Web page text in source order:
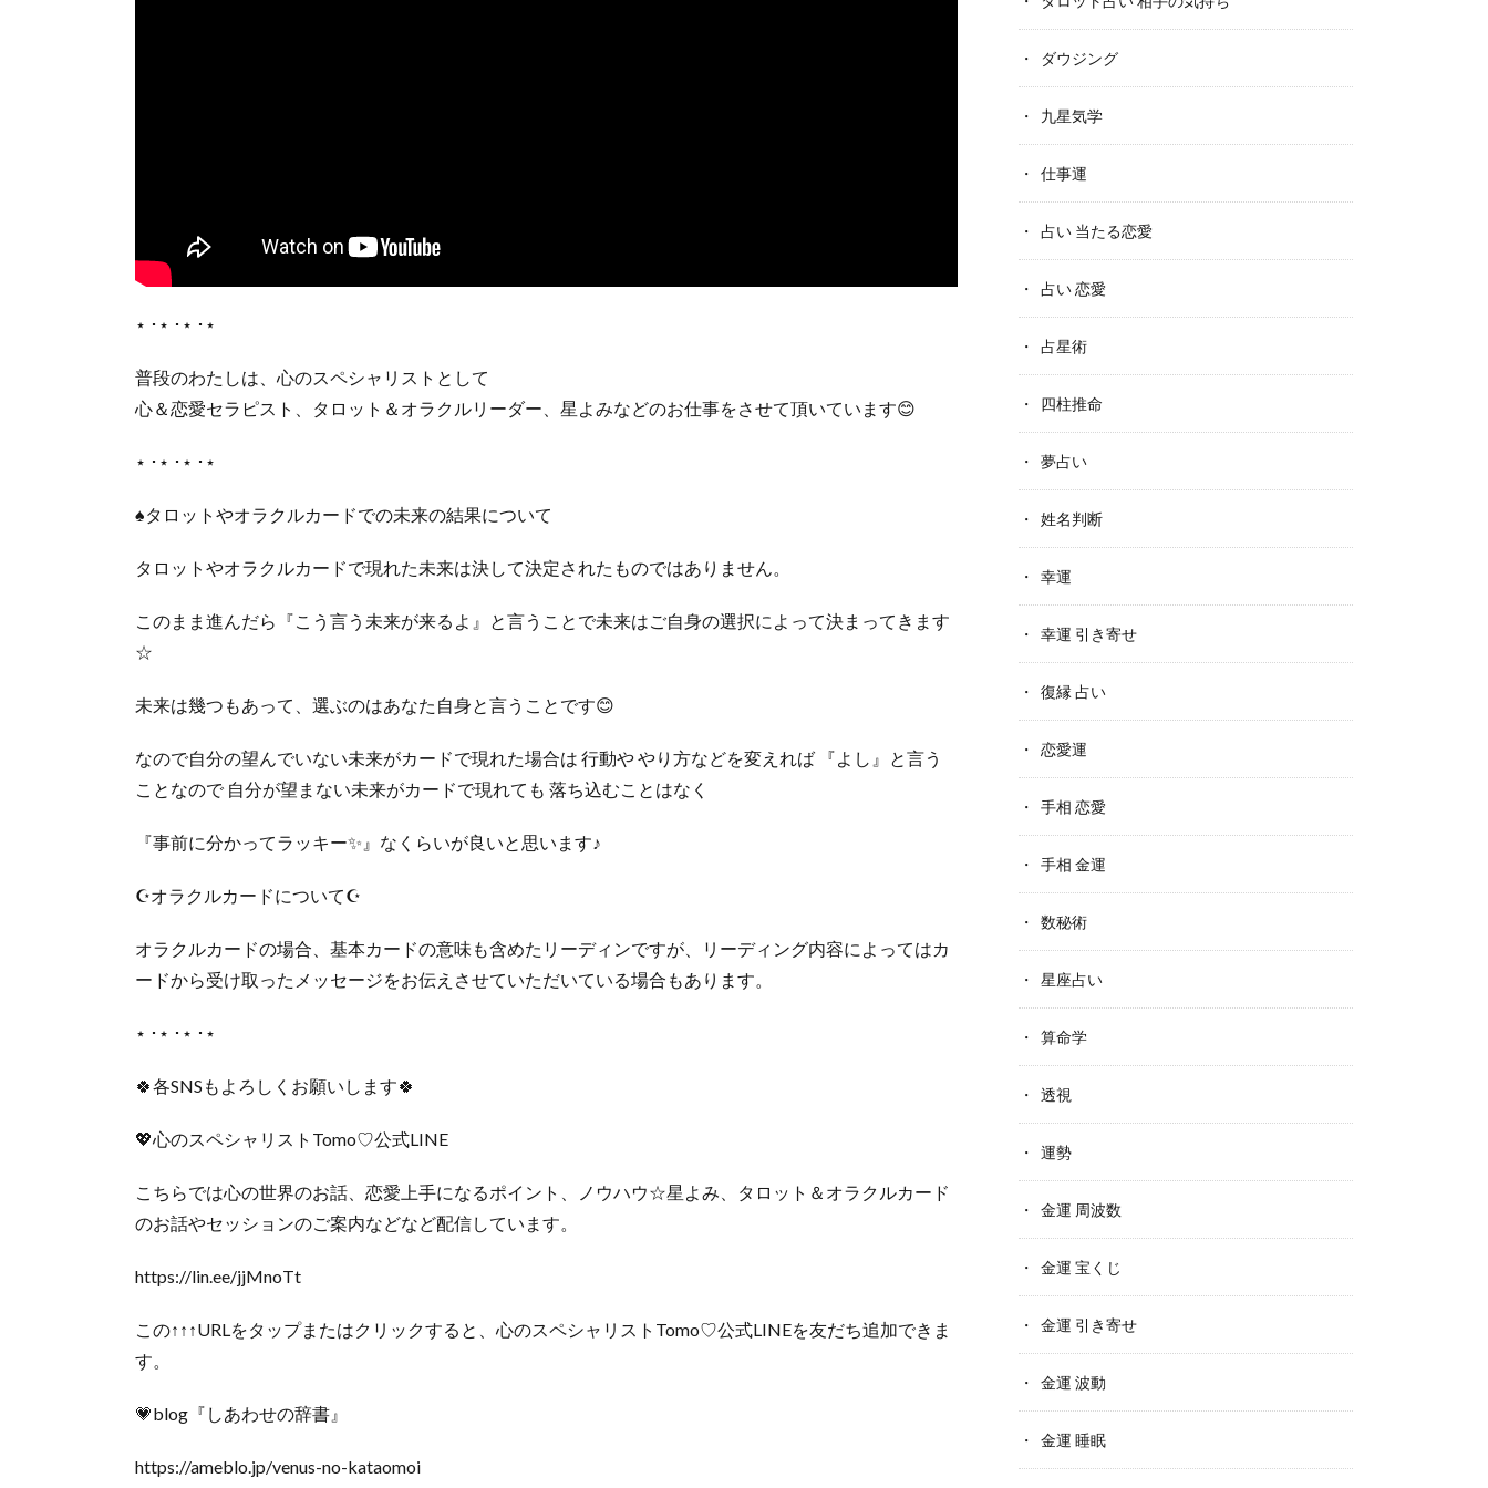
‎⋆ ･‎⋆ ･‎⋆ ･‎⋆
普段のわたしは、心のスペシャリストとして
心＆恋愛セラピスト、タロット＆オラクルリーダー、星よみなどのお仕事をさせて頂いています😊
‎⋆ ･‎⋆ ･‎⋆ ･‎⋆
♠️タロットやオラクルカードでの未来の結果について
タロットやオラクルカードで現れた未来は決して決定されたものではありません。
このまま進んだら『こう言う未来が来るよ』と言うことで未来はご自身の選択によって決まってきます
☆
未来は幾つもあって、選ぶのはあなた自身と言うことです😊
なので自分の望んでいない未来がカードで現れた場合は 行動や やり方などを変えれば 『よし』と言う
ことなので 自分が望まない未来がカードで現れても 落ち込むことはなく
『事前に分かってラッキー✨』なくらいが良いと思います♪
☪️オラクルカードについて☪️
オラクルカードの場合、基本カードの意味も含めたリーディンですが、リーディング内容によってはカ
ードから受け取ったメッセージをお伝えさせていただいている場合もあります。
‎⋆ ･‎⋆ ･‎⋆ ･‎⋆
🍀各SNSもよろしくお願いします🍀
💖心のスペシャリストTomo♡公式LINE
こちらでは心の世界のお話、恋愛上手になるポイント、ノウハウ☆星よみ、タロット＆オラクルカード
のお話やセッションのご案内などなど配信しています。
https://lin.ee/jjMnoTt
この↑↑↑URLをタップまたはクリックすると、心のスペシャリストTomo♡公式LINEを友だち追加できま
す。
💗blog『しあわせの辞書』
https://ameblo.jp/venus-no-kataomoi
ダウジング
九星気学
仕事運
占い 当たる恋愛
占い 恋愛
占星術
四柱推命
夢占い
姓名判断
幸運
幸運 引き寄せ
復縁 占い
恋愛運
手相 恋愛
手相 金運
数秘術
星座占い
算命学
透視
運勢
金運 周波数
金運 宝くじ
金運 引き寄せ
金運 波動
金運 睡眠